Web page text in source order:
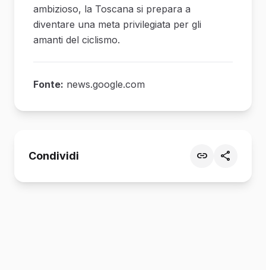
ambizioso, la Toscana si prepara a
diventare una meta privilegiata per gli
amanti del ciclismo.
Fonte: news.google.com
Condividi